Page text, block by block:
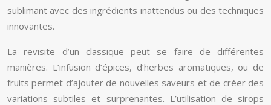
sublimant avec des ingrédients inattendus ou des techniques
innovantes.
La revisite d’un classique peut se faire de différentes
manières. L’infusion d’épices, d’herbes aromatiques, ou de
fruits permet d’ajouter de nouvelles saveurs et de créer des
variations subtiles et surprenantes. L’utilisation de sirops